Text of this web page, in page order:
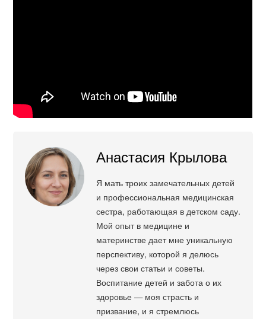
Анастасия Крылова
Я мать троих замечательных детей
и профессиональная медицинская
сестра, работающая в детском саду.
Мой опыт в медицине и
материнстве дает мне уникальную
перспективу, которой я делюсь
через свои статьи и советы.
Воспитание детей и забота о их
здоровье — моя страсть и
призвание, и я стремлюсь